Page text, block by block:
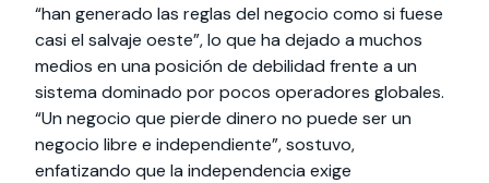
“han generado las reglas del negocio como si fuese
casi el salvaje oeste”, lo que ha dejado a muchos
medios en una posición de debilidad frente a un
sistema dominado por pocos operadores globales.
“Un negocio que pierde dinero no puede ser un
negocio libre e independiente”, sostuvo,
enfatizando que la independencia exige